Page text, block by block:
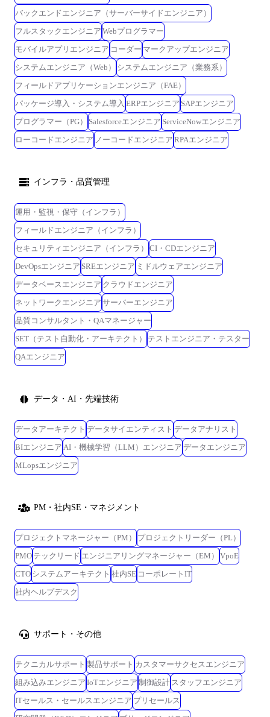
バックエンドエンジニア（サーバーサイドエンジニア）
フルスタックエンジニア Webプログラマー
モバイルアプリエンジニア コーダー マークアップエンジニア
システムエンジニア（Web）
システムエンジニア（業務系）
フィールドアプリケーションエンジニア（FAE）
パッケージ導入・システム導入 ERPエンジニア SAPエンジニア
プログラマー（PG）
Salesforceエンジニア ServiceNowエンジニア
ローコードエンジニア ノーコードエンジニア RPAエンジニア
インフラ・品質管理
運用・監視・保守（インフラ）
フィールドエンジニア（インフラ）
セキュリティエンジニア（インフラ）
CI・CDエンジニア
DevOpsエンジニア SREエンジニア ミドルウェアエンジニア
データベースエンジニア クラウドエンジニア
ネットワークエンジニア サーバーエンジニア
品質コンサルタント・QAマネージャー
SET（テスト自動化・アーキテクト）
テストエンジニア・テスター
QAエンジニア
データ・AI・先端技術
データアーキテクト データサイエンティスト データアナリスト
BIエンジニア AI・機械学習（LLM）エンジニア データエンジニア
MLopsエンジニア
PM・社内SE・マネジメント
プロジェクトマネージャー（PM）
プロジェクトリーダー（PL）
PMO テックリード エンジニアリングマネージャー（EM）
VpoE
CTO システムアーキテクト 社内SE コーポレートIT
社内ヘルプデスク
サポート・その他
テクニカルサポート 製品サポート カスタマーサクセスエンジニア
組み込みエンジニア IoTエンジニア 制御設計 スタッフエンジニア
ITセールス・セールスエンジニア プリセールス